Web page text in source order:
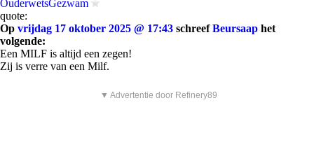
OuderwetsGezwam
quote:
Op vrijdag 17 oktober 2025 @ 17:43 schreefBeursaap het
volgende:
Een MILF is altijd een zegen!
Zij is verre van een Milf.
▼ Advertentie door Refinery89